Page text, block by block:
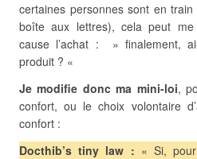
certaines personnes sont en
boîte aux lettres), cela peut
cause l’achat : » finalement,
produit ? «
Je modifie donc ma mini-loi,
confort, ou le choix volontaire
confort :
Docthib’s tiny law : « Si,